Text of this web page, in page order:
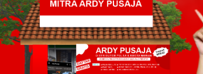
akurat 24 jam non stop setiap hari
pulsa lengkap dan selalu terjaga.
semua operator di seluruh indonesia.
SMS, Aplikasi android, webtopup dan IM